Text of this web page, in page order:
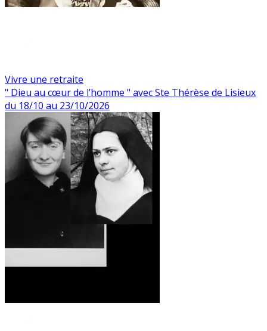
Vivre une retraite
" Dieu au cœur de l’homme " avec Ste Thérèse de Lisieux
du 18/10 au 23/10/2026